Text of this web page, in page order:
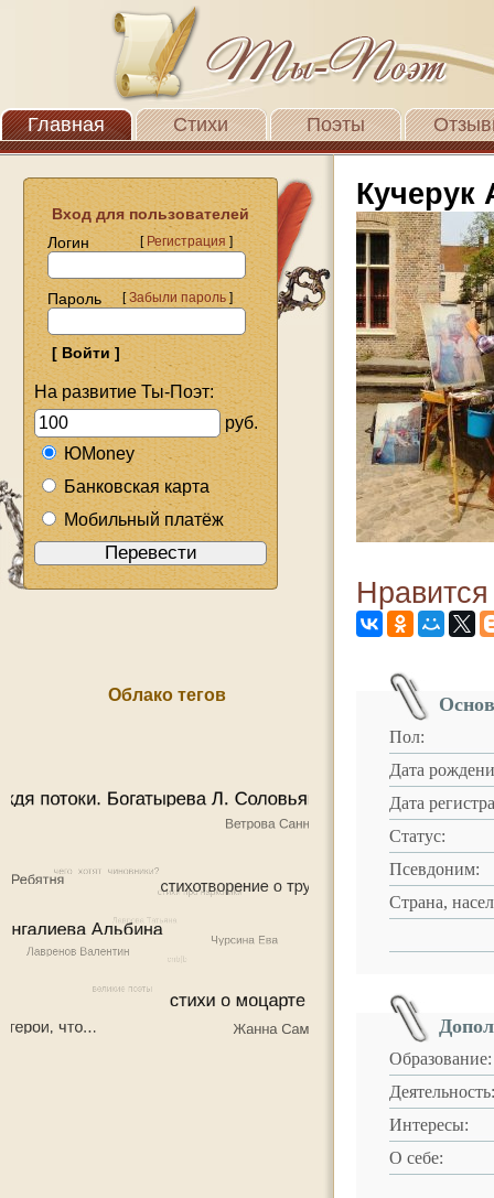
Главная Стихи Поэты
Вход для пользователей
Логин
[Регистрация]
Пароль [Забыли пароль]
На развитие Ты-Поэт:
руб.
ЮMoney
Банковская карта
Мобильный платёж
Облако тегов
Кучерук
Пол:
Дата
Дата
Статус:
Псевдоним:
Страна,
Образование:
Деятельность:
Интересы:
О себе: